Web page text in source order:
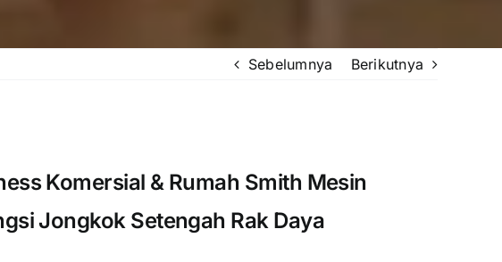
Sebelumnya Berikutnya
Komersial & Rumah Smith Mesin
Jongkok Setengah Rak Daya